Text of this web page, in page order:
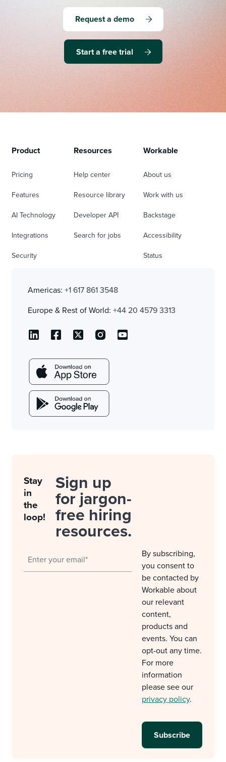
Request a demo
Start a free trial
Product
Pricing
Features
AI Technology
Integrations
Security
Resources
Help center
Resource library
Developer API
Search for jobs
Workable
About us
Work with us
Backstage
Accessibility
Status
Americas: +1 617 861 3548
Europe & Rest of World: +44 20 4579 3313
Stay
in
the
loop!
Sign up
for jargon-
free hiring
resources.
By subscribing,
you consent to
be contacted by
Workable about
our relevant
content,
products and
events. You can
opt-out any time.
For more
information
please see our
privacy policy.